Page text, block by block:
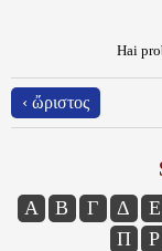
Hai
‹ ὤριστος
Α Β Γ Δ Ε
Π
Ρ